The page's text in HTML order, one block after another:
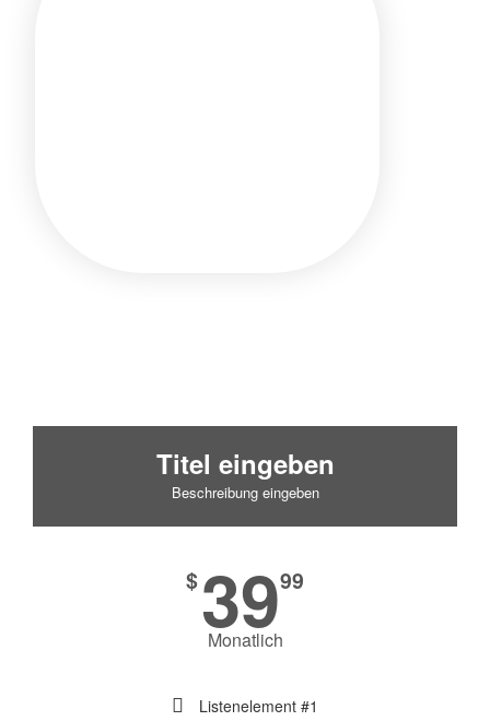
Titel eingeben
Beschreibung eingeben
$3999
Monatlich
Listenelement #1